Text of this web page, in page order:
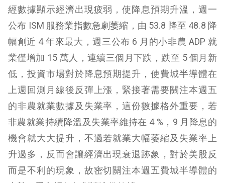
經數據顯示經濟出現疲弱，使降息預期升溫，週一
公布 ISM 服務業指數急劇萎縮，由 53.8 降至 48.8 降
幅創近 4 年來最大，週三公布 6 月的小非農 ADP 就
業僅增加 15 萬人，連續三個月下跌，跌至 5 個月新
低，投資市場對於降息預期提升，使費城半導體在
上週回測月線後反彈上漲，緊接著需要關注本週五
的非農就業數據及失業率，這份數據格外重要，若
非農就業持續降溫及失業率維持在 4 %，9 月降息的
機會就大大提升，不過若就業大幅萎縮及失業率上
升過多，反而會讓經濟出現衰退跡象，對於美股反
而是不利的現象，故密切關注本週五費城半導體的